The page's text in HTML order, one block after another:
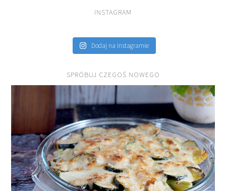
INSTAGRAM
Dodaj na Instagramie
SPRÓBUJ CZEGOŚ NOWEGO